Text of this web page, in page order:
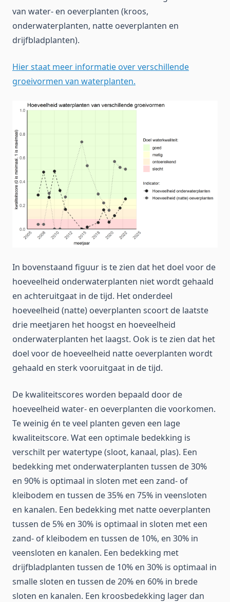
van water- en oeverplanten (kroos,
onderwaterplanten, natte oeverplanten en
drijfbladplanten).
Hier staat meer informatie over verschillende
groeivormen van waterplanten.
In bovenstaand figuur is te zien dat het doel voor de
hoeveelheid onderwaterplanten niet wordt gehaald
en achteruitgaat in de tijd. Het onderdeel
hoeveelheid (natte) oeverplanten scoort de laatste
drie meetjaren het hoogst en hoeveelheid
onderwaterplanten het laagst. Ook is te zien dat het
doel voor de hoeveelheid natte oeverplanten wordt
gehaald en sterk vooruitgaat in de tijd.
De kwaliteitscores worden bepaald door de
hoeveelheid water- en oeverplanten die voorkomen.
Te weinig én te veel planten geven een lage
kwaliteitscore. Wat een optimale bedekking is
verschilt per watertype (sloot, kanaal, plas). Een
bedekking met onderwaterplanten tussen de 30%
en 90% is optimaal in sloten met een zand- of
kleibodem en tussen de 35% en 75% in veensloten
en kanalen. Een bedekking met natte oeverplanten
tussen de 5% en 30% is optimaal in sloten met een
zand- of kleibodem en tussen de 10%, en 30% in
veensloten en kanalen. Een bedekking met
drijfbladplanten tussen de 10% en 30% is optimaal in
smalle sloten en tussen de 20% en 60% in brede
sloten en kanalen. Een kroosbedekking lager dan